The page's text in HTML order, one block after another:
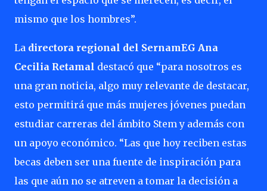
mismo que los hombres”.
La directora regional del SernamEG Ana
Cecilia Retamal destacó que “para nosotros es
una gran noticia, algo muy relevante de destacar,
esto permitirá que más mujeres jóvenes puedan
estudiar carreras del ámbito Stem y además con
un apoyo económico. “Las que hoy reciben estas
becas deben ser una fuente de inspiración para
las que aún no se atreven a tomar la decisión a